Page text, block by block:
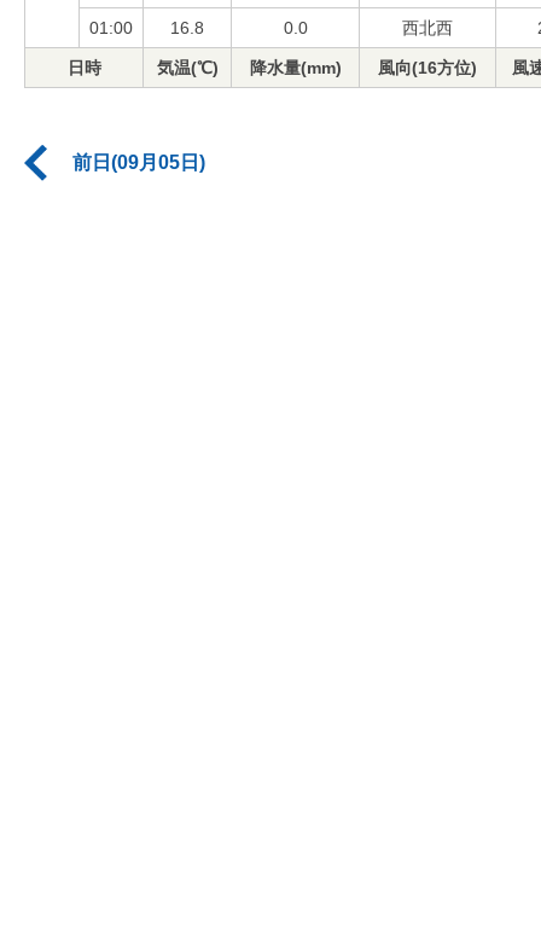
01:00 16.8 0.0 西北西
日時 気温(℃) 降水量(mm) 風向(16方位) 風
前日(09月05日)